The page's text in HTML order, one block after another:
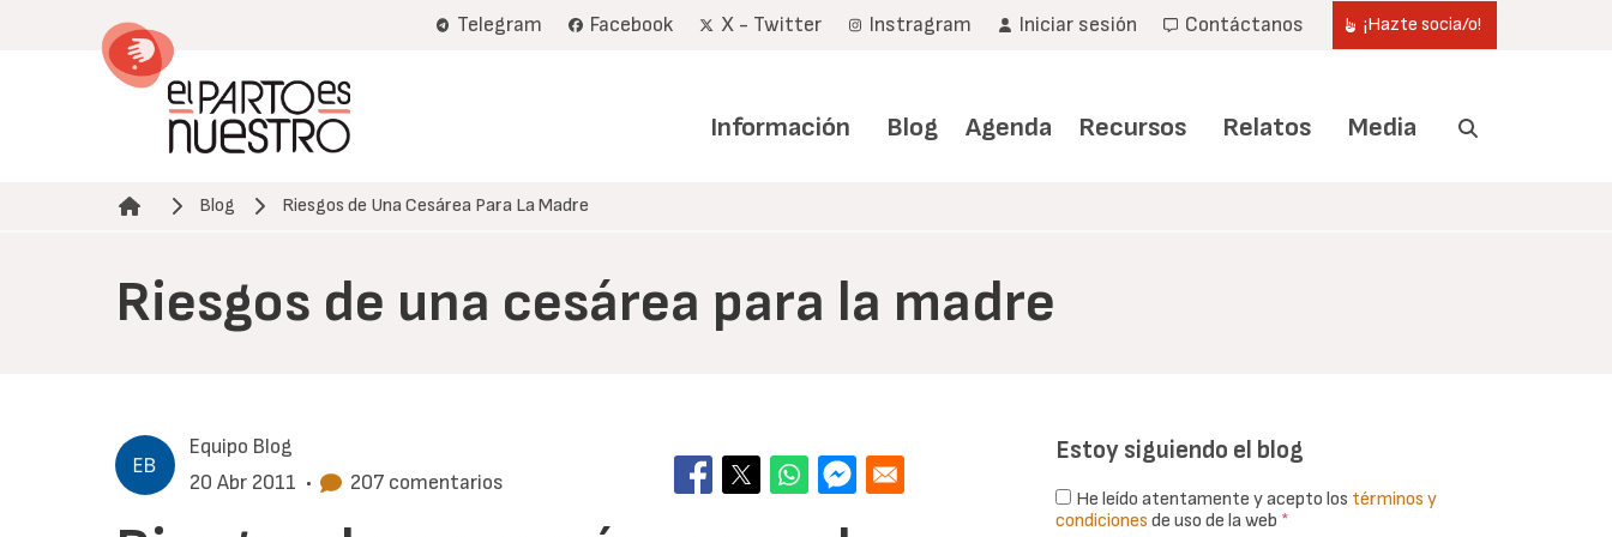
Telegram Facebook X - Twitter Instragram Iniciar sesión Contáctanos ¡Hazte socia/o!
Información Blog Agenda Recursos Relatos Media
Ruta de navegación
Blog Riesgos de Una Cesárea Para La Madre
Riesgos de una cesárea para la madre
Equipo Blog
20 Abr 2011 • 207 comentarios
Estoy siguiendo el blog
He leído atentamente y acepto los términos y
condiciones de uso de la web *